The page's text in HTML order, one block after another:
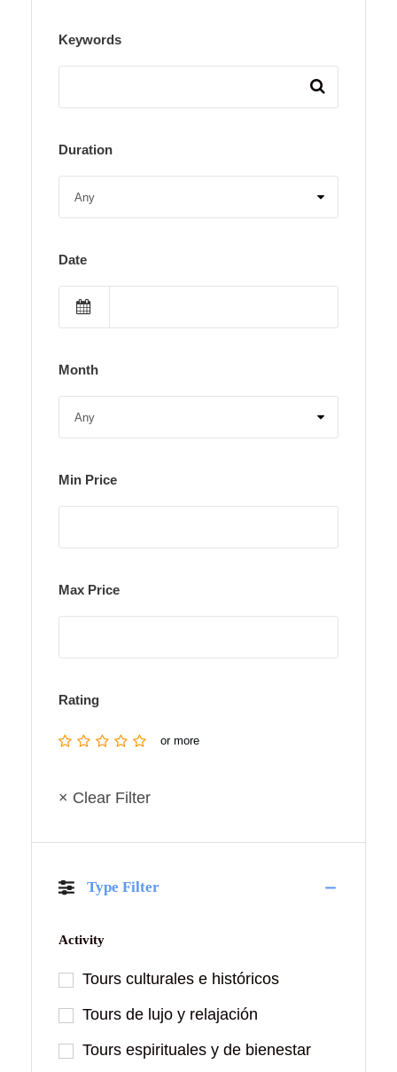
Keywords
Duration
Date
Month
Min Price
Max Price
Rating
or more
× Clear Filter
Type Filter
Activity
Tours culturales e históricos
Tours de lujo y relajación
Tours espirituales y de bienestar